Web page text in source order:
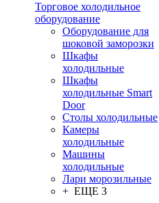
Торговое холодильное
оборудование
Оборудование для
шоковой заморозки
Шкафы
холодильные
Шкафы
холодильные Smart
Door
Столы холодильные
Камеры
холодильные
Машины
холодильные
Лари морозильные
+ ЕЩЕ 3